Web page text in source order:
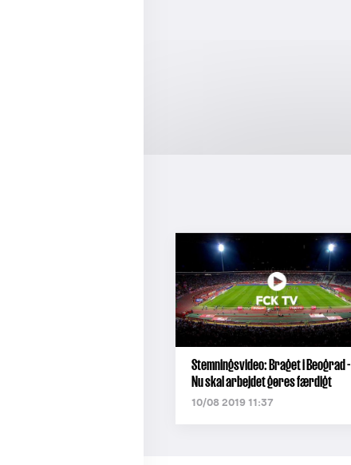
Stemningsvideo: Braget i Beograd -
Nu skal arbejdet gøres færdigt
10/08 2019 11:37